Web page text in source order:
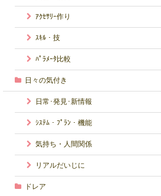
ｱｸｾｻﾘｰ作り
ｽｷﾙ・技
ﾊﾟﾗﾒｰﾀ比較
日々の気付き
日常･発見･新情報
ｼｽﾃﾑ・ﾌﾟﾗﾝ・機能
気持ち・人間関係
リアルだいじに
ドレア